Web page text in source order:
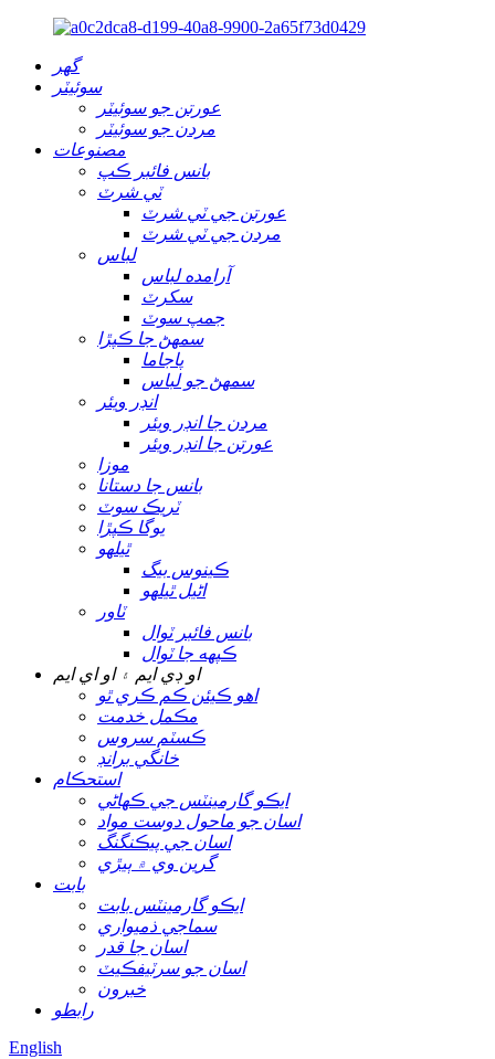
گهر
سوئيٽر
عورتن جو سوئيٽر
مردن جو سوئيٽر
مصنوعات
بانس فائبر ڪپ
ٽي شرٽ
عورتن جي ٽي شرٽ
مردن جي ٽي شرٽ
لباس
آرامده لباس
سکرٽ
جمپ سوٽ
سمهڻ جا ڪپڙا
پاجاما
سمهڻ جو لباس
انڊر ويئر
مردن جا انڊر ويئر
عورتن جا انڊر ويئر
موزا
بانس جا دستانا
ٽريڪ سوٽ
يوگا ڪپڙا
ٿيلهو
ڪينوس بيگ
اڻيل ٿيلهو
ٽاور
بانس فائبر ٽوال
ڪپهه جا ٽوال
او ڊي ايم ۽ او اي ايم
اهو ڪيئن ڪم ڪري ٿو
مڪمل خدمت
ڪسٽم سروس
خانگي برانڊ
استحڪام
ايڪو گارمينٽس جي ڪهاڻي
اسان جو ماحول دوست مواد
اسان جي پيڪنگنگ
گرين وي ۾ ٻيڙي
بابت
ايڪو گارمينٽس بابت
سماجي ذميواري
اسان جا قدر
اسان جو سرٽيفڪيٽ
خبرون
رابطو
English